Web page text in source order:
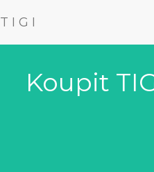
TIGI
Koupit